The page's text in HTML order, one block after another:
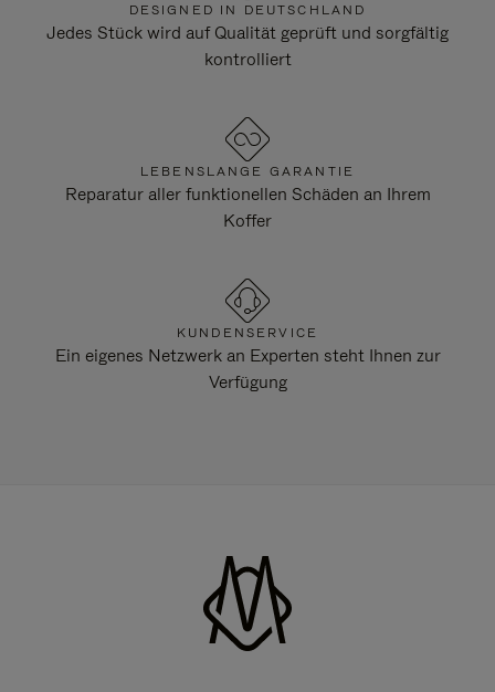
DESIGNED IN DEUTSCHLAND
Jedes Stück wird auf Qualität geprüft und sorgfältig
kontrolliert
LEBENSLANGE GARANTIE
Reparatur aller funktionellen Schäden an Ihrem
Koffer
KUNDENSERVICE
Ein eigenes Netzwerk an Experten steht Ihnen zur
Verfügung